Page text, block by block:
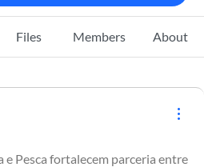
Files Members About
Pesca fortalecem parceria entre